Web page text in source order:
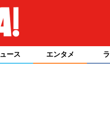
ース エンタメ